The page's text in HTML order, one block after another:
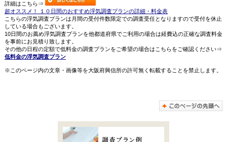
詳細はこちら⇒
超オススメ！ １０日間のおすすめ浮気調査プランの詳細・料金表
こちらの浮気調査プランは月間の受付件数限定での調査受任となりますので受付を休止
している場合もございます。
10日間のお薦め浮気調査プランを他都道府県でご利用の場合は経費込の正確な調査料金
を事前にお見積り致します。
その他の日程の定額で低料金の調査プランをご希望の場合はこちらをご確認ください⇒
低料金の浮気調査プラン
※このページ内の文章・画像等を大阪府興信所の許可無く転載することを禁止します。